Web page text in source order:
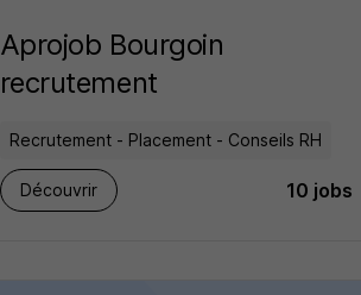
Aprojob Bourgoin
recrutement
Recrutement - Placement - Conseils RH
Découvrir 10 jobs